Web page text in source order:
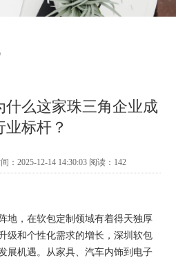
什么这家珠三角企业成
业标杆？
：2025-12-14 14:30:03 阅读： 142
地，在软包定制领域有着得天独厚
级和个性化需求的增长，深圳软包
展机遇。从家具、汽车内饰到电子